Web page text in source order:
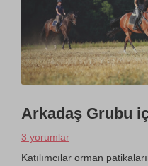
Arkadaş Grubu
3 yorumlar
Katılımcılar orman